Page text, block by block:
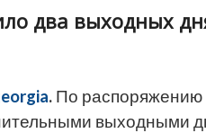
два выходных
. По распоряжению
выходными